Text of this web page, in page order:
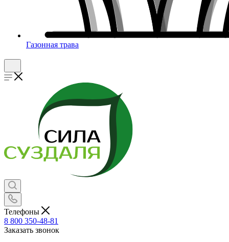
Газонная трава
Телефоны
8 800 350-48-81
Заказать звонок